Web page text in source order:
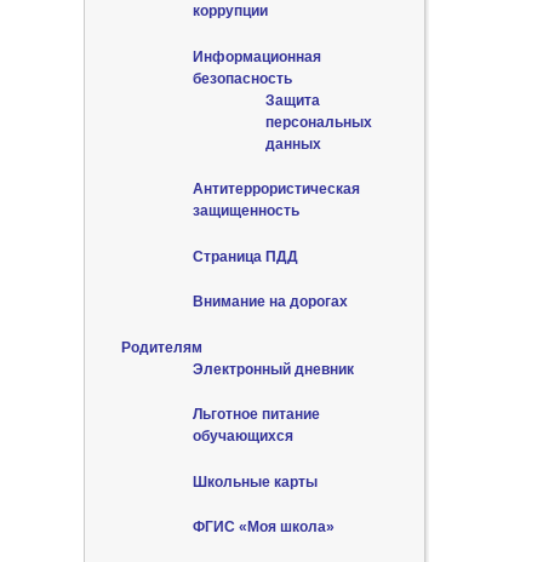
коррупции
Информационная
безопасность
Защита
персональных
данных
Антитеррористическая
защищенность
Страница ПДД
Внимание на дорогах
Родителям
Электронный дневник
Льготное питание
обучающихся
Школьные карты
ФГИС «Моя школа»